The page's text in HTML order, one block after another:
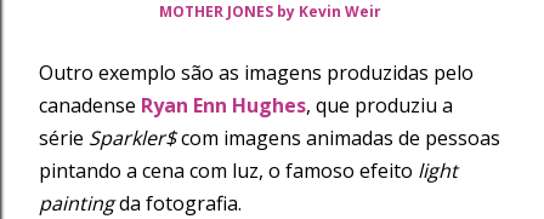
MOTHER JONES by Kevin Weir
Outro exemplo são as imagens produzidas pelo
canadense Ryan Enn Hughes, que produziu a
série Sparkler$com imagens animadas de pessoas
pintando a cena com luz, o famoso efeito light
paintingda fotografia.